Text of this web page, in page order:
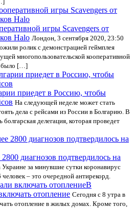
игры Scavengers от
Halo Лондон, 3 сентября 2020, 23:50
ролик с демонстрацией геймплея
многопользовательской кооперативной
было […]
приедет в Россию, чтобы
На следующей неделе может стать
дела с рейсами из России в Болгарию. В
делегация, которая проведет
диагнозов подтвердилось на
Украине за минувшие сутки коронавирус
– это очередной антирекорд.
В
отопление Сегодня с 8 утра в
отопление в жилых домах. Кроме того,